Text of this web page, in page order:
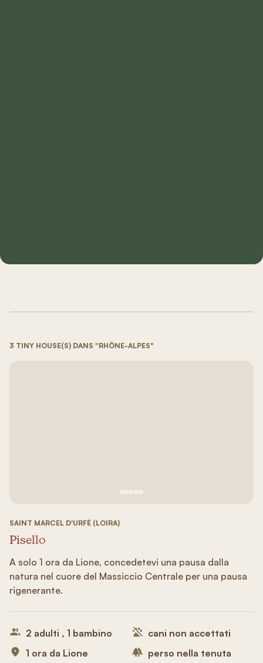
3 TINY HOUSE(S) DANS "RHÔNE-ALPES"
SAINT MARCEL D'URFÉ (LOIRA)
Pisello
A solo 1 ora da Lione, concedetevi una pausa dalla
natura nel cuore del Massiccio Centrale per una pausa
rigenerante.
2 adulti , 1 bambino
1 ora da Lione
cani non accettati
perso nella tenuta